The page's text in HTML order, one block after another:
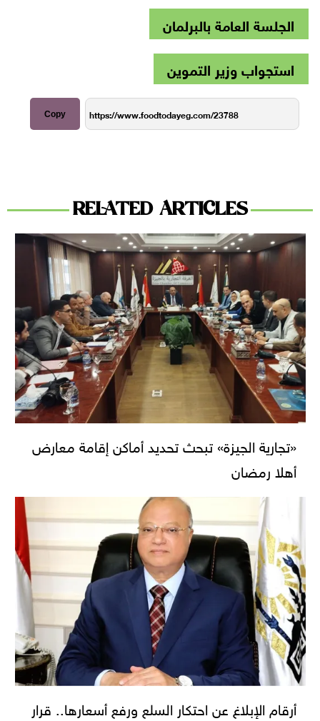
الجلسة العامة بالبرلمان
استجواب وزير التموين
Copy
RELATED ARTICLES
«تجارية الجيزة» تبحث تحديد أماكن إقامة معارض
أهلا رمضان
أرقام الإبلاغ عن احتكار السلع ورفع أسعارها.. قرار